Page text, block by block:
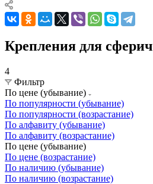
Крепления для
4
Фильтр
По цене (убывание)
По популярности (убывание)
По популярности (возрастание)
По алфавиту (убывание)
По алфавиту (возрастание)
По цене (убывание)
По цене (возрастание)
По наличию (убывание)
По наличию (возрастание)